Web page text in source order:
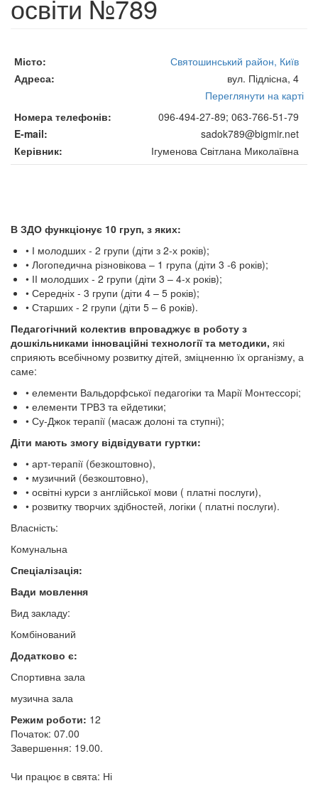
освіти №789
Місто
Святошинський район, Київ
Адреса
вул. Підлісна, 4
Переглянути на карті
Номера телефонів
096-494-27-89; 063-766-51-79
E-mail
sadok789@bigmir.net
Керівник
Ігуменова Світлана Миколаївна
В ЗДО функціонує 10 груп, з яких:
• І молодших - 2 групи (діти з 2-х років);
• Логопедична різновікова – 1 група (діти 3 -6 років);
• ІІ молодших - 2 групи (діти 3 – 4-х років);
• Середніх - 3 групи (діти 4 – 5 років);
• Старших - 2 групи (діти 5 – 6 років).
Педагогічний колектив впроваджує в роботу з
дошкільниками інноваційні технології та методики, які
сприяють всебічному розвитку дітей, зміцненню їх організму, а
саме:
• елементи Вальдорфської педагогіки та Марії Монтессорі;
• елементи ТРВЗ та ейдетики;
• Су-Джок терапії (масаж долоні та ступні);
Діти мають змогу відвідувати гуртки:
• арт-терапії (безкоштовно),
• музичний (безкоштовно),
• освітні курси з англійської мови ( платні послуги),
• розвитку творчих здібностей, логіки ( платні послуги).
Власність:
Комунальна
Спеціалізація:
Вади мовлення
Вид закладу:
Комбінований
Додатково є:
Спортивна зала
музична зала
Режим роботи: 12
Початок: 07.00
Завершення: 19.00.
Чи працює в свята: Ні